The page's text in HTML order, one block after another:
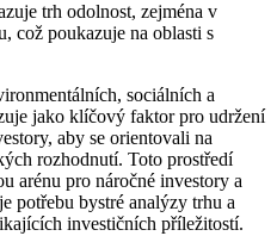
trh odolnost, zejména v
což poukazuje na oblasti s
sociálních a
jako klíčový faktor pro udržení
aby se orientovali na
rozhodnutí. Toto prostředí
arénu pro náročné investory a
potřebu bystré analýzy trhu a
investičních příležitostí.